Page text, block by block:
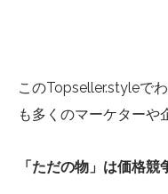
このTopseller.styleで
も多くのマーケターや
「ただの物」は価格競